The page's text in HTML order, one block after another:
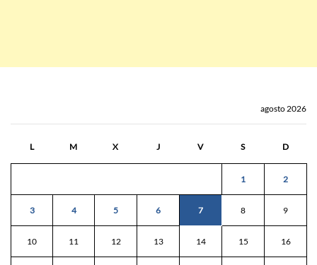
agosto 2026
L M X J V S D
1 2
3 4 5 6 7 8 9
10 11 12 13 14 15 16